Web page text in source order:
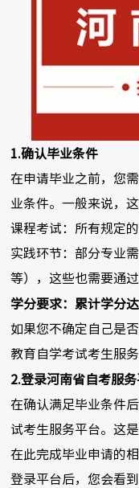
1.确认毕业条件
在申请毕业之前，您
业条件。一般来说，
课程考试：所有规定
实践环节：部分专业
等），这些也需要通过
学分要求：累计学分
如果您不确定自己是
教育自学考试考生服
2.登录河南省自考服
在确认满足毕业条件
试考生服务平台。这
在此完成毕业申请的相
登录平台后，您会